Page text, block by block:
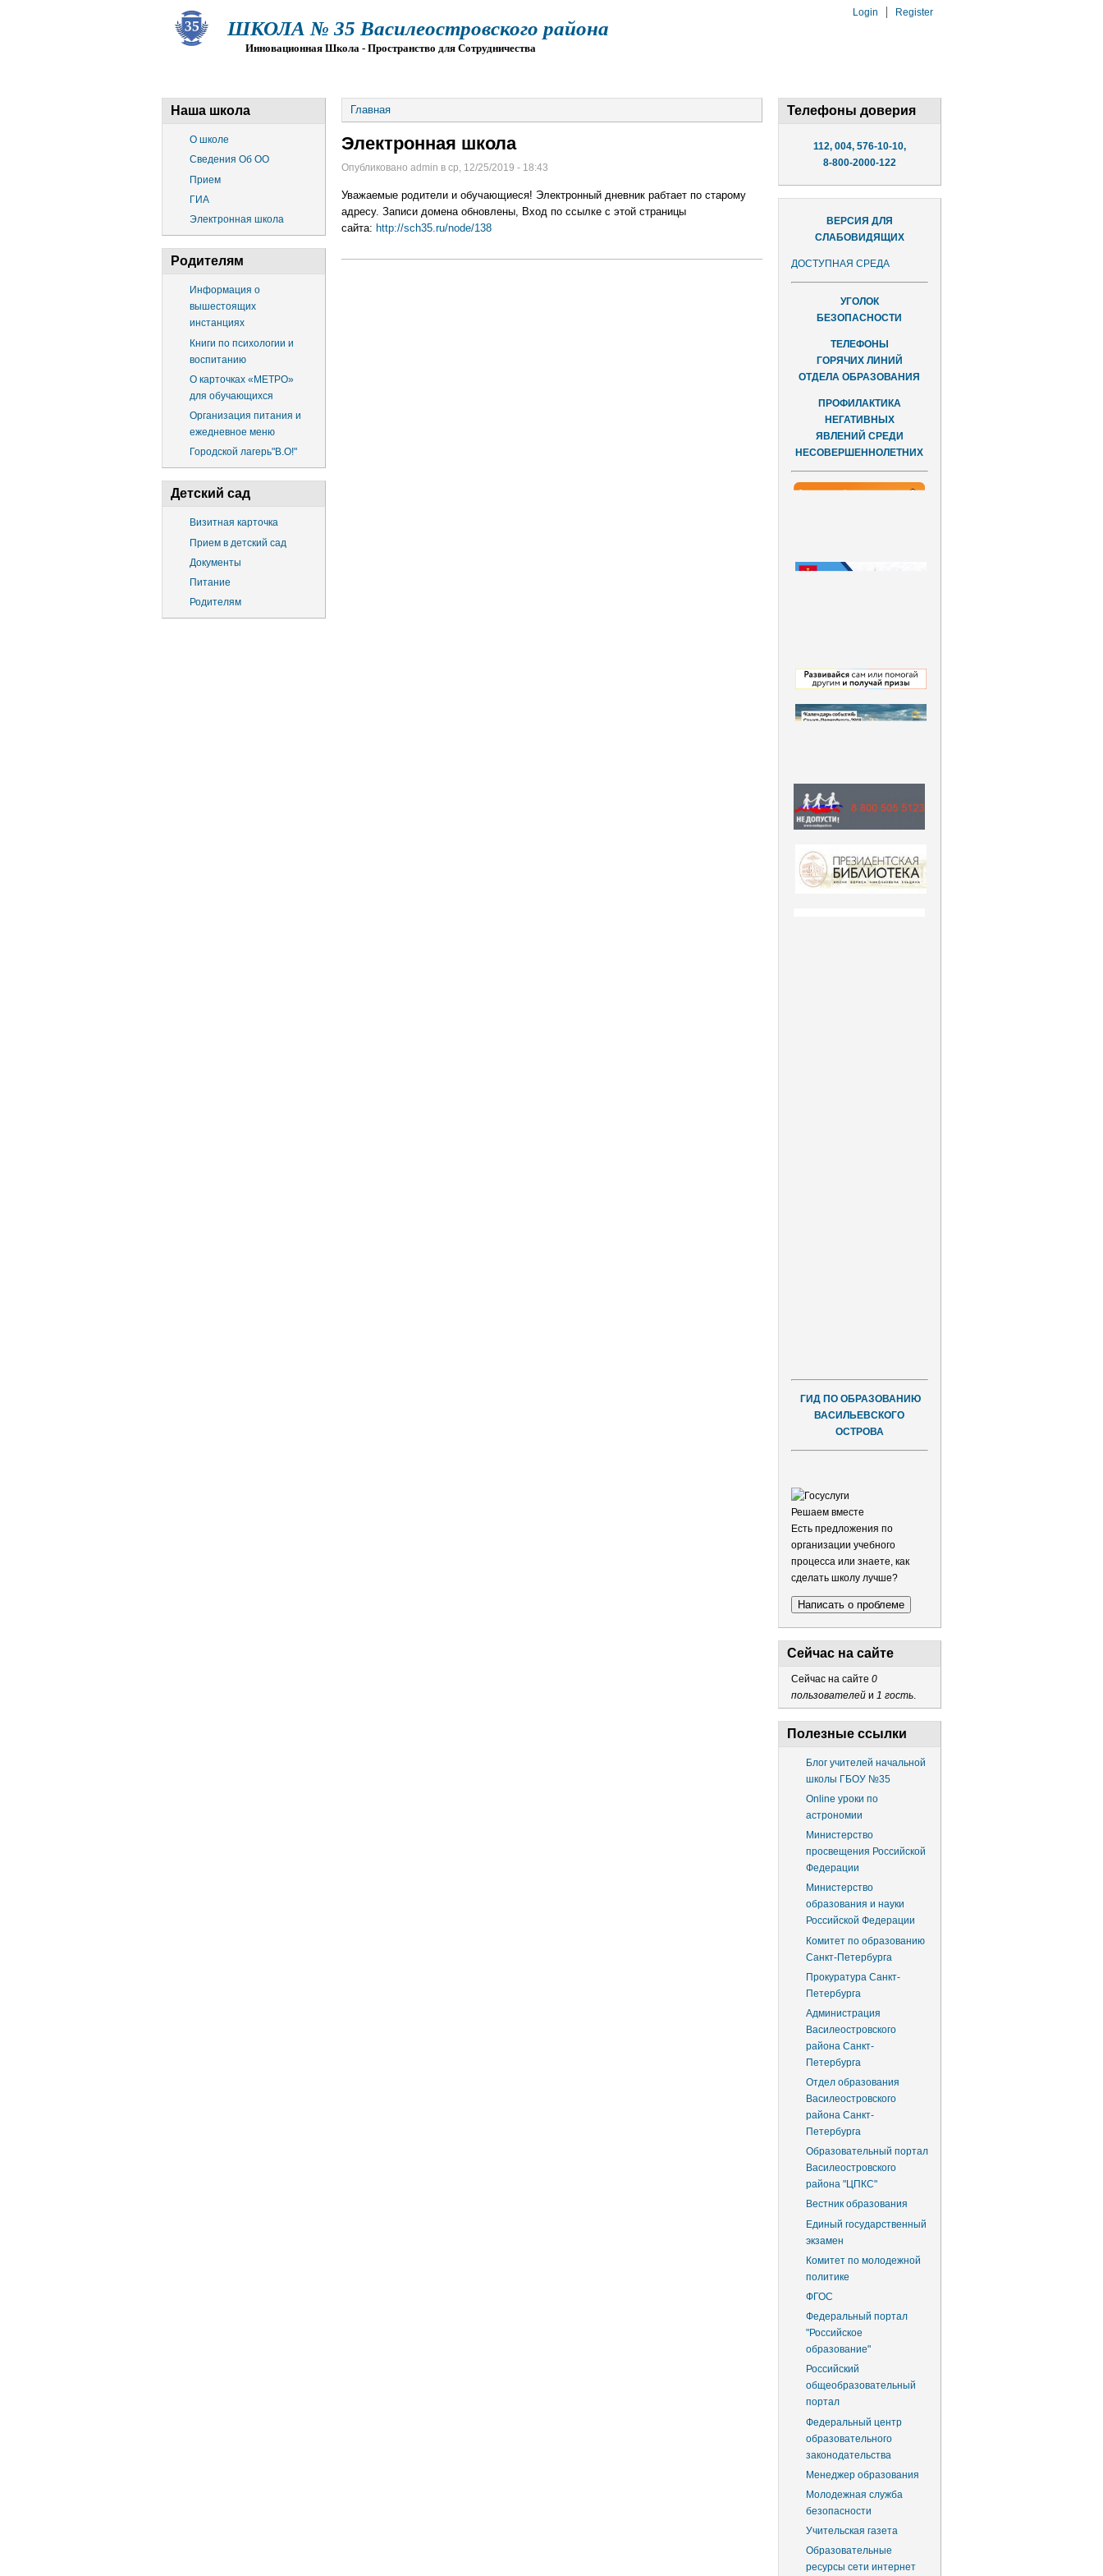
ШКОЛА № 35 Василеостровского района
Инновационная Школа - Пространство для Сотрудничества
Login Register
Наша школа
О школе
Сведения Об ОО
Прием
ГИА
Электронная школа
Родителям
Информация о
вышестоящих
инстанциях
Книги по психологии и
воспитанию
О карточках «МЕТРО»
для обучающихся
Организация питания и
ежедневное меню
Городской лагерь"В.О!"
Детский сад
Визитная карточка
Прием в детский сад
Документы
Питание
Родителям
Главная
Электронная школа
Опубликовано admin в ср, 12/25/2019 - 18:43
Уважаемые родители и обучающиеся! Электронный дневник рабтает по старому
адресу. Записи домена обновлены, Вход по ссылке с этой страницы
сайта: http://sch35.ru/node/138
Телефоны доверия
112, 004, 576-10-10,
8-800-2000-122
ВЕРСИЯ ДЛЯ
СЛАБОВИДЯЩИХ
ДОСТУПНАЯ СРЕДА
УГОЛОК
БЕЗОПАСНОСТИ
ТЕЛЕФОНЫ
ГОРЯЧИХ ЛИНИЙ
ОТДЕЛА ОБРАЗОВАНИЯ
ПРОФИЛАКТИКА
НЕГАТИВНЫХ
ЯВЛЕНИЙ СРЕДИ
НЕСОВЕРШЕННОЛЕТНИХ
ГИД ПО ОБРАЗОВАНИЮ
ВАСИЛЬЕВСКОГО
ОСТРОВА
Решаем вместе
Есть предложения по
организации учебного
процесса или знаете, как
сделать школу лучше?
Написать о проблеме
Сейчас на сайте
Сейчас на сайте 0
пользователейи 1 гость.
Полезные ссылки
Блог учителей начальной
школы ГБОУ №35
Online уроки по
астрономии
Министерство
просвещения Российской
Федерации
Министерство
образования и науки
Российской Федерации
Комитет по образованию
Санкт-Петербурга
Прокуратура Санкт-
Петербурга
Администрация
Василеостровского
района Санкт-
Петербурга
Отдел образования
Василеостровского
района Санкт-
Петербурга
Образовательный портал
Василеостровского
района "ЦПКС"
Вестник образования
Единый государственный
экзамен
Комитет по молодежной
политике
ФГОС
Федеральный портал
"Российское
образование"
Российский
общеобразовательный
портал
Федеральный центр
образовательного
законодательства
Менеджер образования
Молодежная служба
безопасности
Учительская газета
Образовательные
ресурсы сети интернет